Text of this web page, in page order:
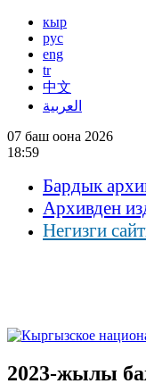
кыр
рус
eng
tr
中文
العربية
07 баш оона 2026
18:59
Бардык
Архивден
Негизги
2023-жылы